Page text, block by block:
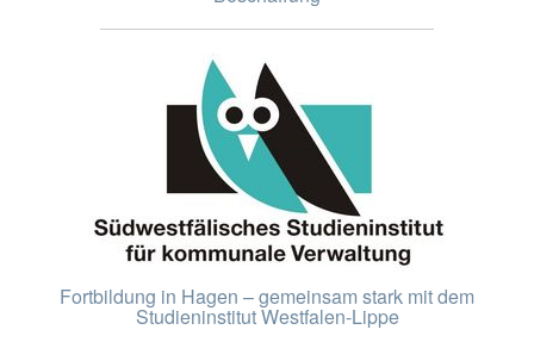
Fortbildung in Hagen – gemeinsam stark mit dem
Studieninstitut Westfalen-Lippe